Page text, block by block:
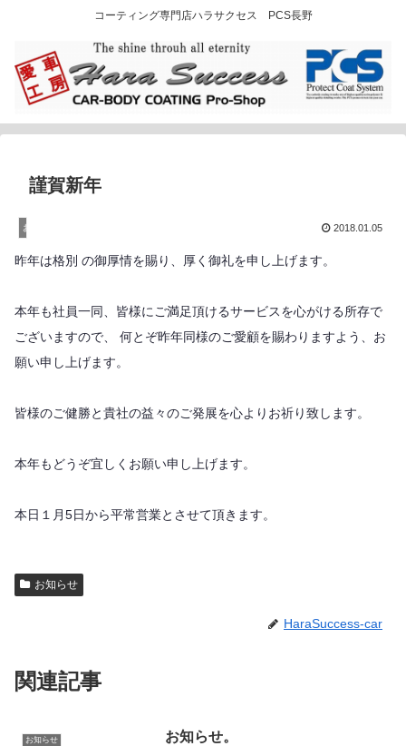
コーティング専門店ハラサクセス PCS長野
謹賀新年
お知らせ 2018.01.05
昨年は格別 の御厚情を賜り、厚く御礼を申し上げます。
本年も社員一同、皆様にご満足頂けるサービスを心がける所存で
ございますので、 何とぞ昨年同様のご愛顧を賜わりますよう、お
願い申し上げます。
皆様のご健勝と貴社の益々のご発展を心よりお祈り致します。
本年もどうぞ宜しくお願い申し上げます。
本日１月5日から平常営業とさせて頂きます。
お知らせ
HaraSuccess-car
関連記事
お知らせ お知らせ。